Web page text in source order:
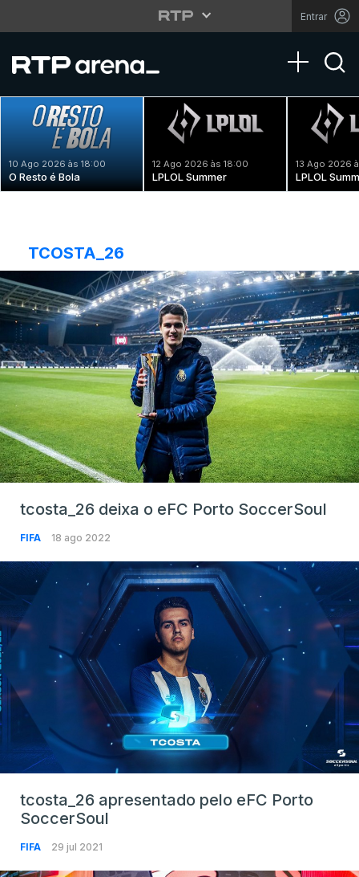
Entrar
Toggle
10 Ago 2026 às 18:00
O Resto é Bola
12 Ago 2026 às 18:00
LPLOL Summer
13 Ago 2026
LPLOL
TCOSTA_26
tcosta_26 deixa o eFC Porto SoccerSoul
FIFA 18 ago 2022
tcosta_26 apresentado pelo eFC Porto
SoccerSoul
FIFA 29 jul 2021